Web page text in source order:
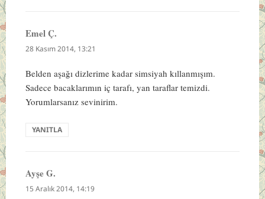
Emel Ç.
ki:
28 Kasım 2014, 13:21
Belden aşağı dizlerime kadar simsiyah kıllanmışım.
Sadece bacaklarımın iç tarafı, yan taraflar temizdi.
Yorumlarsanız sevinirim.
YANITLA
Ayşe G.
ki:
15 Aralık 2014, 14:19